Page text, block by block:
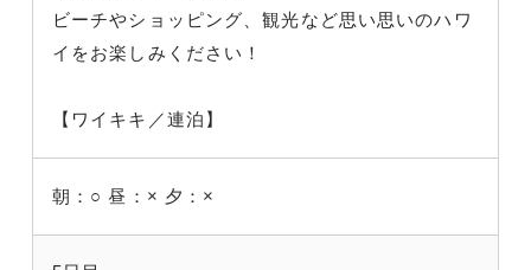
ビーチやショッピング、観光など思い思いのハワ
イをお楽しみください！
【ワイキキ／連泊】
朝：○ 昼：× 夕：×